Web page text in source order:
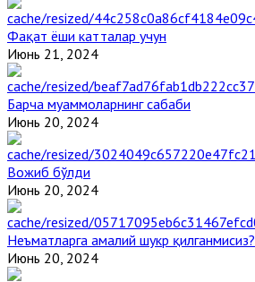
Фақат ёши катталар учун
Июнь 21, 2024
Барча муаммоларнинг сабаби
Июнь 20, 2024
Вожиб бўлди
Июнь 20, 2024
Неъматларга амалий шукр қилганмисиз?
Июнь 20, 2024